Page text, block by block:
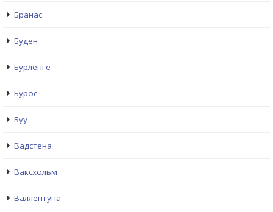
Бранас
Буден
Бурленге
Бурос
Буу
Вадстена
Ваксхольм
Валлентуна